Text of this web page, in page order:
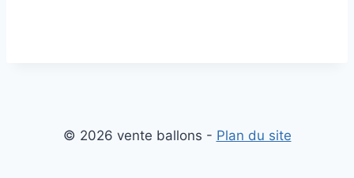
© 2026 vente ballons - Plan du site